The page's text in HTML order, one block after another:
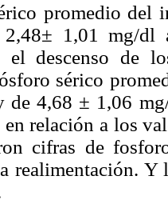
promedio del
1,01 mg/dl
el descenso de
sérico
de 4,68 ± 1,06
relación a los
cifras de
realimentación.